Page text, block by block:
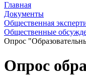
Главная
Документы
Общественная
Общественные
Опрос
Опрос